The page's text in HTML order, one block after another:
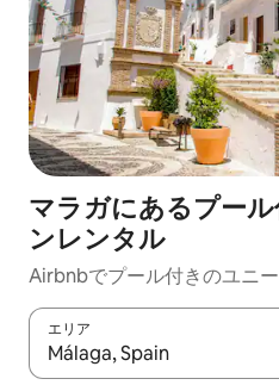
マラガにあるプー
ンレンタル
Airbnbでプール付きのユニ
エリア
検索結果が表示されたら、上